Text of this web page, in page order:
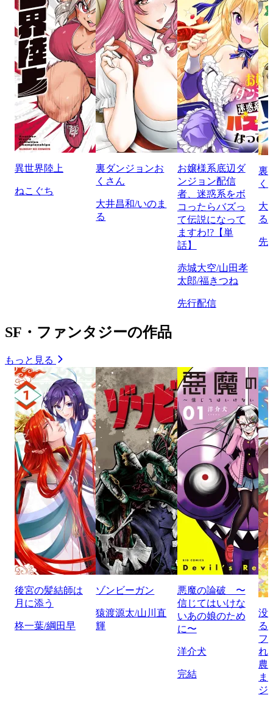
異世界陸上
ねこぐち
裏ダンジョンお
くさん
大井昌和/いのま
る
お嬢様系底辺ダ
ンジョン配信
者、迷惑系をボ
コったらバズっ
て伝説になって
ますわ!?【単
話】
赤城大空/山田孝
太郎/福きつね
先行配信
裏
く
大
る
先
SF・ファンタジーの作品
もっと見る
後宮の髪結師は
月に添う
柊一葉/綱田早
ゾンビーガン
猿渡源太/山川直
輝
悪魔の論破 〜
信じてはいけな
いあの娘のため
に〜
洋介犬
完結
没
る
フ
れ
農
ま
ジ